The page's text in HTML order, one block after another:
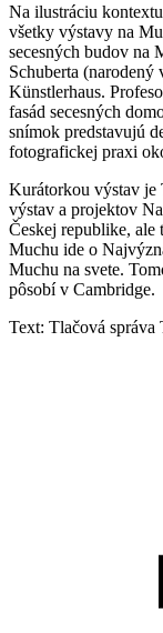
Na ilustráciu
všetky výstavy na
secesných budov na
Schuberta
Künstlerhaus.
fasád secesných
snímok predstavujú
fotografickej praxi
Kurátorkou výstav je
výstav a projektov
Českej republike, ale
Muchu ide o
Muchu na svete.
pôsobí v Cambridge.
Text: Tlačová